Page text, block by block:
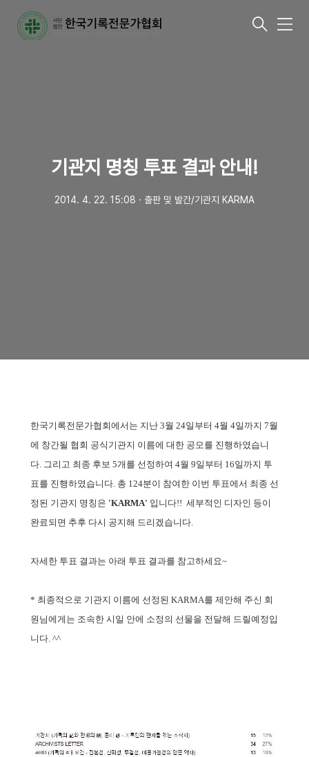
메
기관지 명칭 투표 결과 안내!
2014. 4. 22. 15:08 ㆍ 출판 및 발간/기관지 KARMA
한국기록전문가협회에서는 지난 3월 24일부터 4월 4일까지 7월
에 창간될 협회 공식기관지 이름에 대한 공모를 진행하였습니
다. 그리고 최종 후보 5개를 선정하여 4월 9일부터 16일까지 투
표를 진행하였습니다. 총 124분이 참여한 이번 투표에서 최종 선
정된 기관지 명칭은 'KARMA' 입니다!! 세부적인 디자인 등이
완료되면 추후 다시 공지해 드리겠습니다.
자세한 투표 결과는 아래 투표 결과를 참고하세요~
* 최종적으로 기관지 이름에 선정된 KARMA를 제안해 주신 회
원님에게는 조속한 시일 안에 소정의 선물을 전달해 드릴예정입
니다. ^^